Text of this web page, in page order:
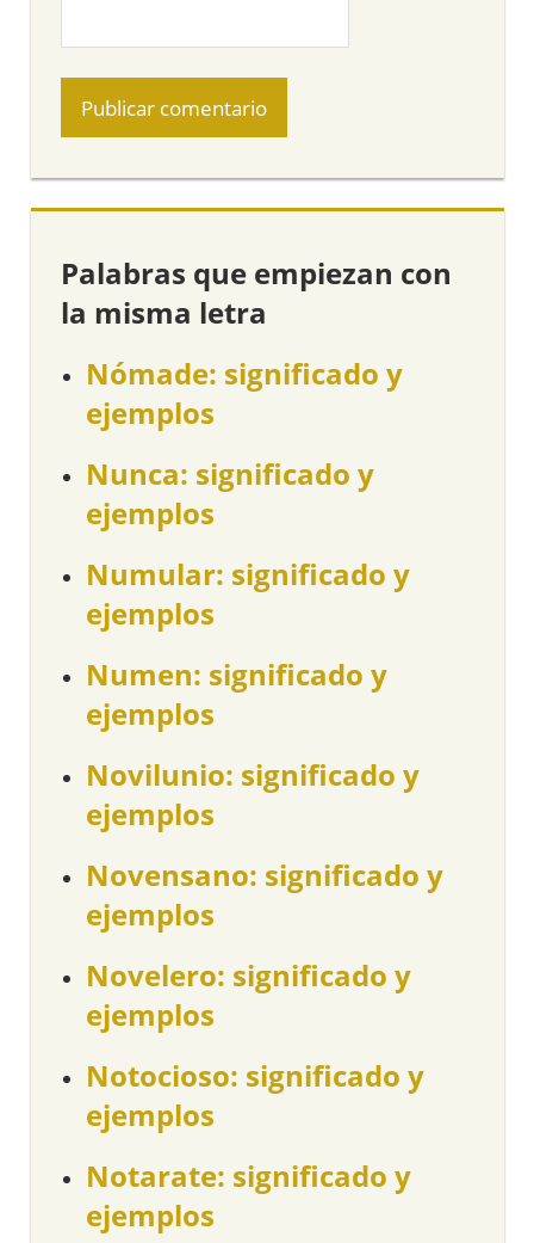
Palabras que empiezan con
la misma letra
Nómade: significado y
ejemplos
Nunca: significado y
ejemplos
Numular: significado y
ejemplos
Numen: significado y
ejemplos
Novilunio: significado y
ejemplos
Novensano: significado y
ejemplos
Novelero: significado y
ejemplos
Notocioso: significado y
ejemplos
Notarate: significado y
ejemplos